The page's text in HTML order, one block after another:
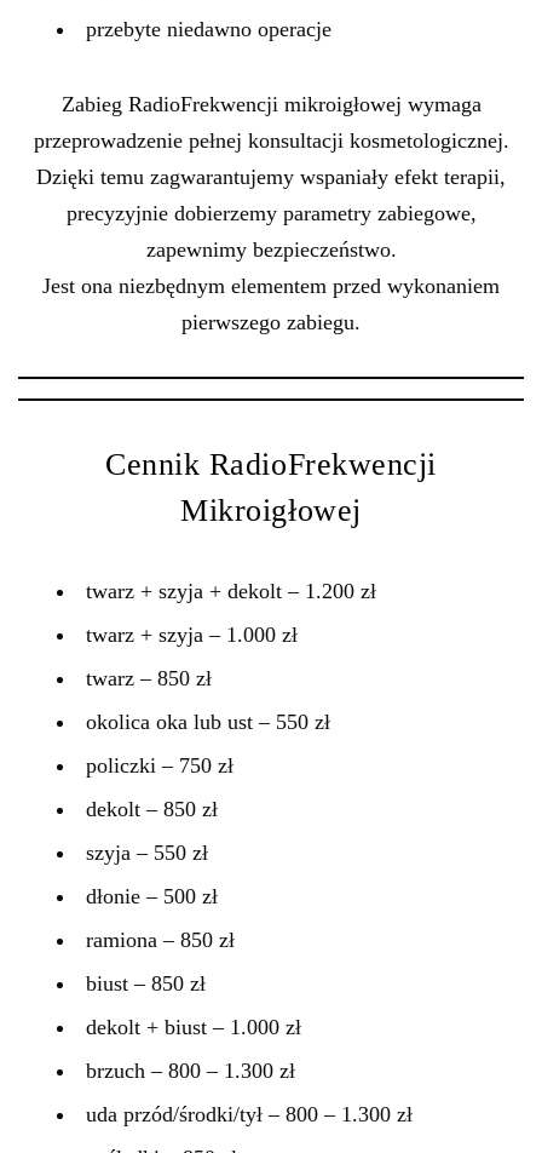
przebyte niedawno operacje
Zabieg RadioFrekwencji mikroigłowej wymaga
przeprowadzenie pełnej konsultacji kosmetologicznej.
Dzięki temu zagwarantujemy wspaniały efekt terapii,
precyzyjnie dobierzemy parametry zabiegowe,
zapewnimy bezpieczeństwo.
Jest ona niezbędnym elementem przed wykonaniem
pierwszego zabiegu.
Cennik RadioFrekwencji
Mikroigłowej
twarz + szyja + dekolt – 1.200 zł
twarz + szyja – 1.000 zł
twarz – 850 zł
okolica oka lub ust – 550 zł
policzki – 750 zł
dekolt – 850 zł
szyja – 550 zł
dłonie – 500 zł
ramiona – 850 zł
biust – 850 zł
dekolt + biust – 1.000 zł
brzuch – 800 – 1.300 zł
uda przód/środki/tył – 800 – 1.300 zł